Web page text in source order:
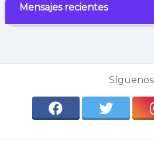
Mensajes recientes
Síguenos